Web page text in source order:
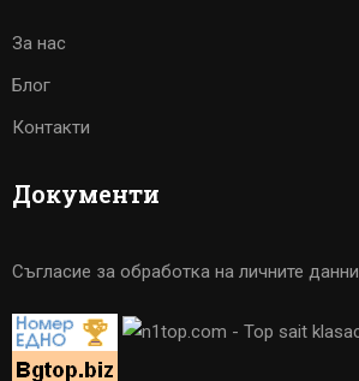
За нас
Блог
Контакти
Документи
Съгласие за обработка на личните данни